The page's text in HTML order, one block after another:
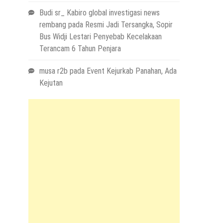
Budi sr_ Kabiro global investigasi news
rembang pada Resmi Jadi Tersangka, Sopir
Bus Widji Lestari Penyebab Kecelakaan
Terancam 6 Tahun Penjara
musa r2b pada Event Kejurkab Panahan, Ada
Kejutan